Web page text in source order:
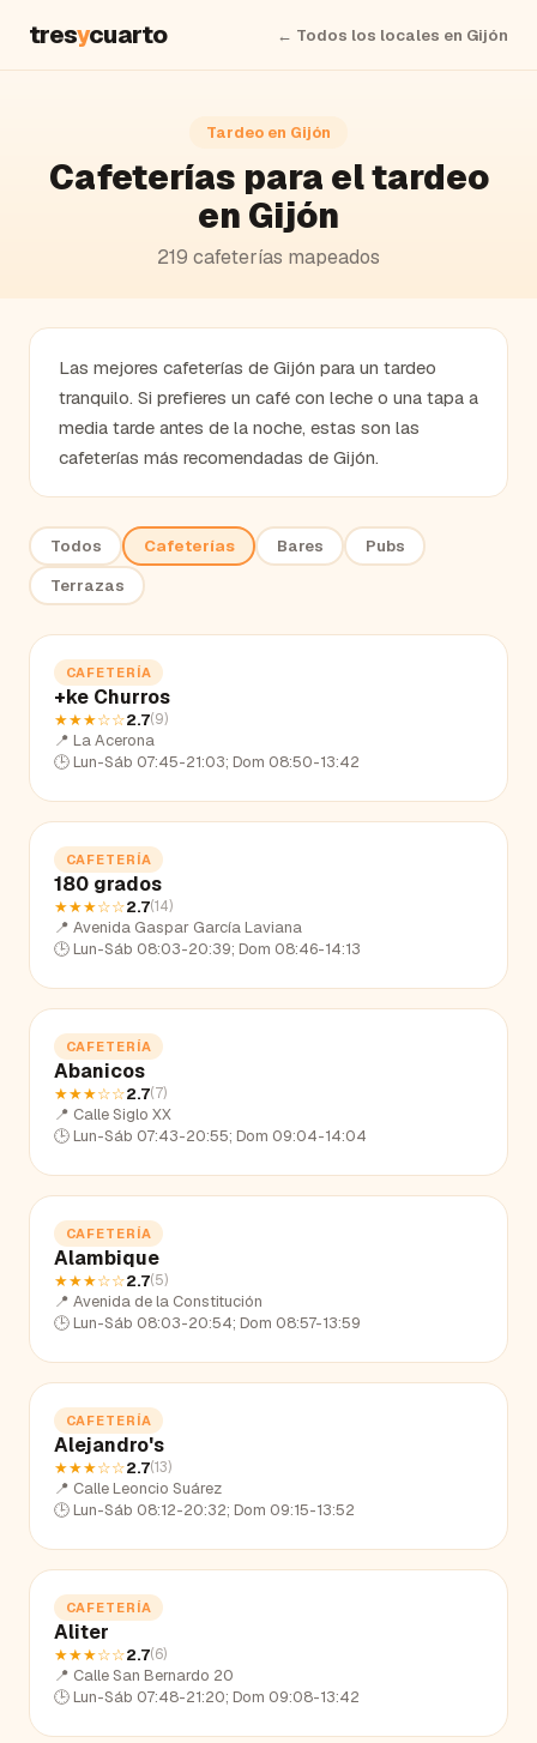
tresycuarto ← Todos los locales en Gijón
Tardeo en Gijón
Cafeterías para el tardeo
en Gijón
219 cafeterías mapeados
Las mejores cafeterías de Gijón para un tardeo
tranquilo. Si prefieres un café con leche o una tapa a
media tarde antes de la noche, estas son las
cafeterías más recomendadas de Gijón.
Todos Cafeterías Bares
Pubs
Terrazas
CAFETERÍA
+ke Churros
★★★☆☆2.7(9)
📍 La Acerona
🕒 Lun-Sáb 07:45-21:03; Dom 08:50-13:42
CAFETERÍA
180 grados
★★★☆☆2.7(14)
📍 Avenida Gaspar García Laviana
🕒 Lun-Sáb 08:03-20:39; Dom 08:46-14:13
CAFETERÍA
Abanicos
★★★☆☆2.7(7)
📍 Calle Siglo XX
🕒 Lun-Sáb 07:43-20:55; Dom 09:04-14:04
CAFETERÍA
Alambique
★★★☆☆2.7(5)
📍 Avenida de la Constitución
🕒 Lun-Sáb 08:03-20:54; Dom 08:57-13:59
CAFETERÍA
Alejandro's
★★★☆☆2.7(13)
📍 Calle Leoncio Suárez
🕒 Lun-Sáb 08:12-20:32; Dom 09:15-13:52
CAFETERÍA
Aliter
★★★☆☆2.7(6)
📍 Calle San Bernardo 20
🕒 Lun-Sáb 07:48-21:20; Dom 09:08-13:42